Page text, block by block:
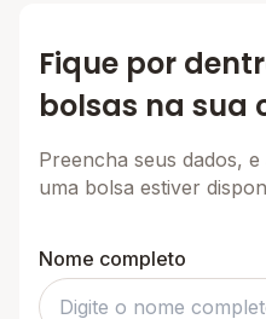
Fique por
bolsas na sua
Preencha seus dados,
uma bolsa estiver
Nome completo